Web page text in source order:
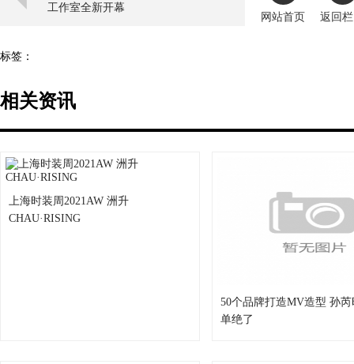
工作室全新开幕
网站首页
返回
标签：
相关资讯
上海时装周2021AW 洲升
CHAU·RISING
50个品牌打造MV造型 孙
单绝了